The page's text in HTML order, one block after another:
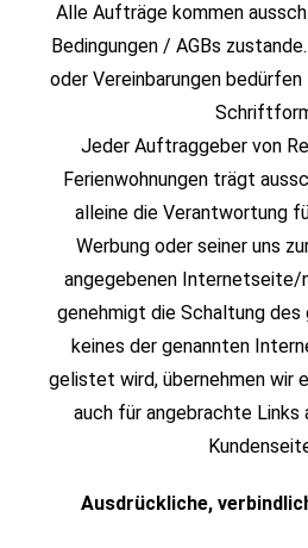
Alle Aufträge kommen
Bedingungen / AGBs
oder Vereinbarungen
Jeder Auftraggeber von
Ferienwohnungen trägt
alleine die Verantwortung
Werbung oder seiner uns
angegebenen
genehmigt die Schaltung des
keines der genannten
gelistet wird, übernehmen wir
auch für angebrachte
Ausdrückliche,